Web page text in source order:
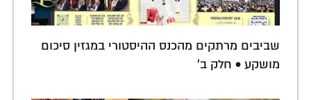
שביבים מרתקים מהכנס ההיסטורי במגזין סיכום
מושקע • חלק ב'